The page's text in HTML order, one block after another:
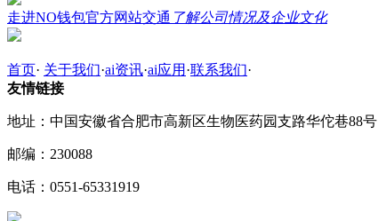
走进NO钱包官方网站交通 了解公司情况及企业文化
首页· 关于我们·ai资讯·ai应用 ·联系我们·
友情链接
地址：中国安徽省合肥市高新区生物医药园支路华佗巷88号
邮编：230088
电话：0551-65331919